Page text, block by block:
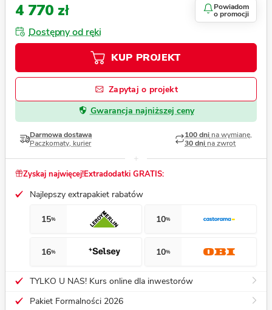
4 770 zł Powiadom
o promocji
Dostępny od ręki
KUP PROJEKT
Zapytaj o projekt
Gwarancja najniższej ceny
Darmowa dostawa
Paczkomaty, kurier
100 dni na wymianę,
30 dni na zwrot
Zyskaj najwięcej!Extradodatki GRATIS:
Najlepszy extrapakiet rabatów
15% 10%
16% 10%
TYLKO U NAS! Kurs online dla inwestorów
Pakiet Formalności 2026